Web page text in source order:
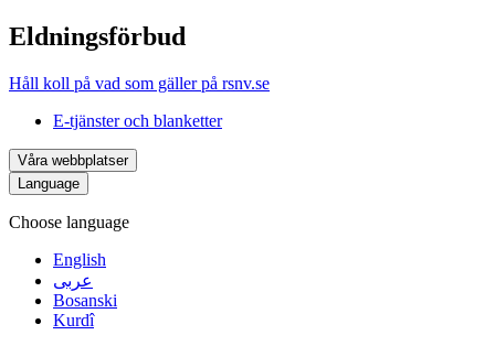
Eldningsförbud
Håll koll på vad som gäller på rsnv.se
E-tjänster och blanketter
Våra webbplatser
Language
Choose language
English
عربى
Bosanski
Kurdî